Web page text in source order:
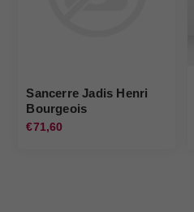
Sancerre Jadis Henri
Bourgeois
€71,60